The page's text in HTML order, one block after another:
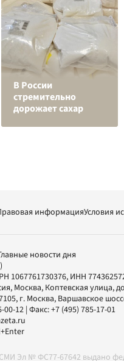
В России
стремительно
дорожает сахар
информацияУсловия
новости дня
1067761730376, ИНН
Москва, Коптевская улица,
, г. Москва, Варшавское
00-12 | Факс:+7 (495) 785-17-01
Эл № ФС77-67642 выдано